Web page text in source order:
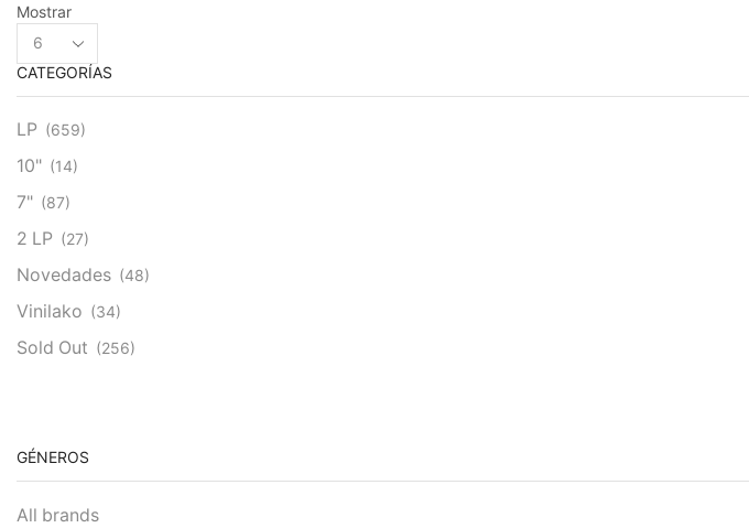
Mostrar
Products
per
page
CATEGORÍAS
LP (659)
10" (14)
7" (87)
2 LP (27)
Novedades (48)
Vinilako (34)
Sold Out (256)
GÉNEROS
All brands